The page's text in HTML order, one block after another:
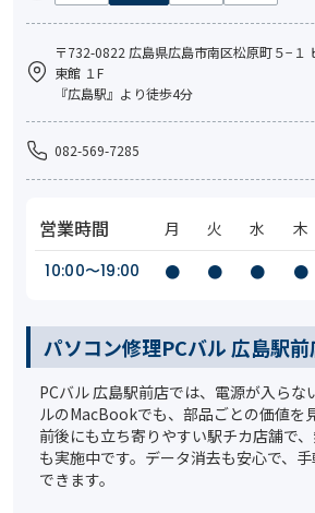
〒732-0822 広島県広島市南区松原町５−１
東館 １F
『広島駅』より徒歩4分
082-569-7285
営業時間 月 火 水 木
10:00〜19:00
● ● ● ●
パソコン修理PCバル 広島駅
PCバル 広島駅前店では、電源が入らな
ルのMacBookでも、部品ごとの価値を
前後にも立ち寄りやすい駅チカ店舗で
も実施中です。データ消去も安心で、
できます。